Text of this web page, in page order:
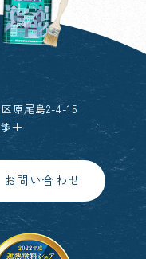
原尾島2-4-15
士
お問い合わせ